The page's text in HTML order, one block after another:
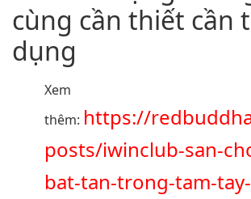
cùng cần thiết cần
dụng
Xem
thêm: https://
posts/iwinclub-san-
bat-tan-trong-tam-